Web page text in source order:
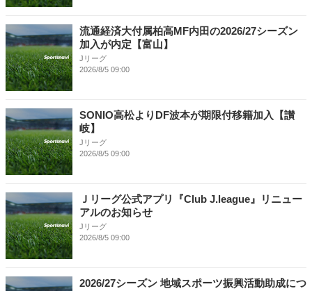
流通経済大付属柏高MF内田の2026/27シーズン
加入が内定【富山】
Jリーグ
2026/8/5 09:00
SONIO高松よりDF波本が期限付移籍加入【讃
岐】
Jリーグ
2026/8/5 09:00
Ｊリーグ公式アプリ『Club J.league』リニュー
アルのお知らせ
Jリーグ
2026/8/5 09:00
2026/27シーズン 地域スポーツ振興活動助成につ